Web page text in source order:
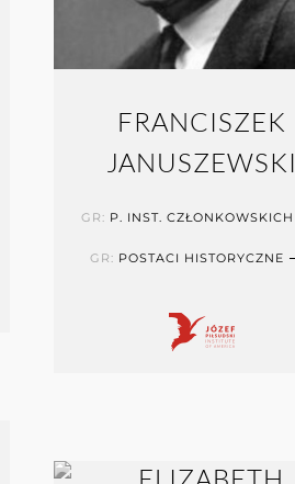
FRANCISZEK
JANUSZEWSKI
GR: P. INST. CZŁONKOWSKICH
GR: POSTACI HISTORYCZNE